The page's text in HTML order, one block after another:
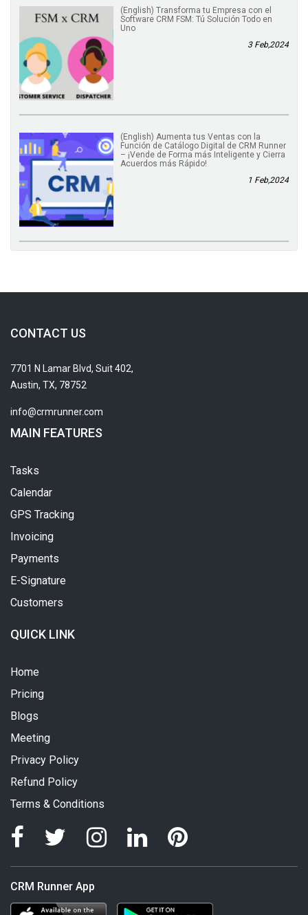
(English) Transforma tu Empresa con el
Software CRM FSM: Tú Solución Todo en
Uno
3 Feb,2024
(English) Aumenta tus Ventas con la
Función de Catálogo Digital de CRM Runner
– ¡Vende de Forma más Inteligente y Cierra
Acuerdos más Rápido!
1 Feb,2024
CONTACT US
7701 N Lamar Blvd, Suit 402,
Austin, TX, 78752
info@crmrunner.com
MAIN FEATURES
Tasks
Calendar
GPS Tracking
Invoicing
Payments
E-Signature
Customers
QUICK LINK
Home
Pricing
Blogs
Meeting
Privacy Policy
Refund Policy
Terms & Conditions
CRM Runner App